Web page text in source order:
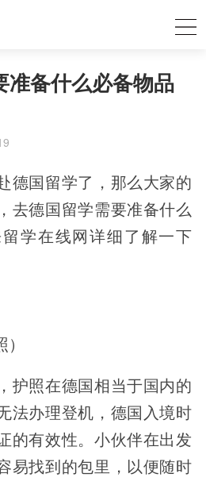
准备什么必备物品
德国留学了，那么大家的
去德国留学需要准备什么
学在线网详细了解一下
护照在德国相当于国内的
法办理登机，德国入境时
的有效性。小伙伴在出发
易找到的包里，以便随时